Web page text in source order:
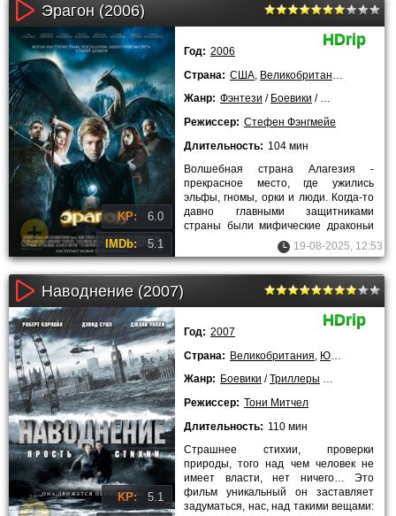
Эрагон (2006)
KP: 6.0
IMDb: 5.1
HDrip
Год: 2006
Страна: США Великобритания
Жанр: Фэнтези / Боевики / Приключения
Режиссер: Стефен Фэнгмейе
Длительность: 104 мин
Волшебная страна Алагезия -
прекрасное место, где ужились
эльфы, гномы, орки и люди. Когда-то
давно главными защитниками
страны были мифические драконьи
всадники. Однако время идет, и их
19-08-2025, 12:53
Наводнение (2007)
KP: 5.1
HDrip
Год: 2007
Страна: Великобритания ЮАР
Жанр: Боевики /Триллеры Драмы
Режиссер: Тони Митчел
Длительность: 110 мин
Страшнее стихии, проверки
природы, того над чем человек не
имеет власти, нет ничего… Это
фильм уникальный он заставляет
задуматься, нас, над такими вещами: